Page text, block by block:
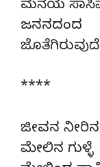
ಮನೆಯ
ಜನನದಂದ
****
ಜೀವನ ನೀರಿನ
ಮೇಲಿನ ಗುಳ್ಳೆ